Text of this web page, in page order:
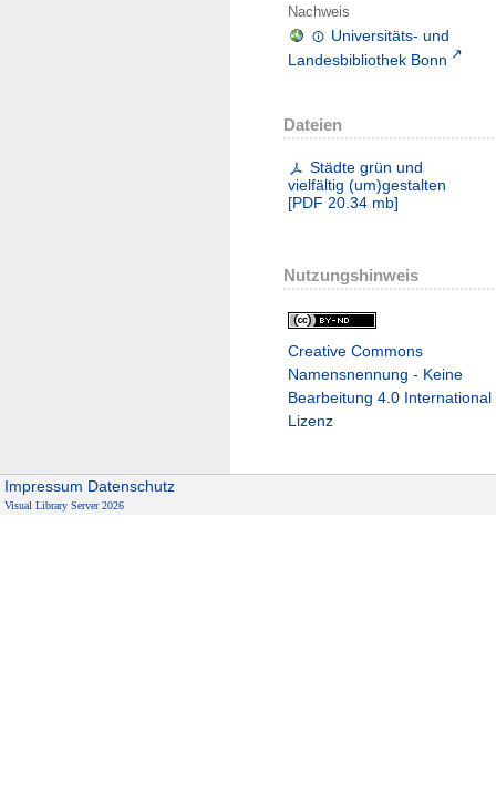
Nachweis
Universitäts- und
Landesbibliothek Bonn
Dateien
Städte grün und
vielfältig (um)gestalten
[PDF 20.34 mb]
Nutzungshinweis
Creative Commons
Namensnennung - Keine
Bearbeitung 4.0 International
Lizenz
Impressum Datenschutz
Visual Library Server 2026